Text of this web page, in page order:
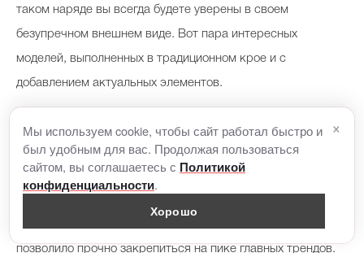
таком наряде вы всегда будете уверены в своем
безупречном внешнем виде. Вот пара интересных
моделей, выполненных в традиционном крое и с
добавлением актуальных элементов.
Каталог bonprix
Последнее время особо популярен минимализм .
позволило прочно закрепиться на пике главных трендов.
Мы используем cookie, чтобы сайт работал быстро и
был удобным для вас. Продолжая пользоваться
сайтом, вы соглашаетесь с Политикой
конфиденциальности.
Хорошо
×